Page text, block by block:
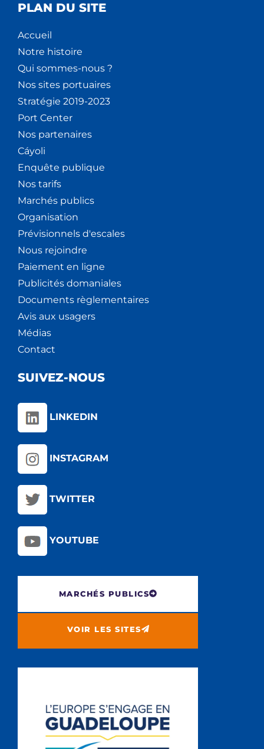
PLAN DU SITE
Accueil
Notre histoire
Qui sommes-nous ?
Nos sites portuaires
Stratégie 2019-2023
Port Center
Nos partenaires
Cáyoli
Enquête publique
Nos tarifs
Marchés publics
Organisation
Prévisionnels d'escales
Nous rejoindre
Paiement en ligne
Publicités domaniales
Documents règlementaires
Avis aux usagers
Médias
Contact
SUIVEZ-NOUS
LINKEDIN
INSTAGRAM
TWITTER
YOUTUBE
MARCHÉS PUBLICS
VOIR LES SITES